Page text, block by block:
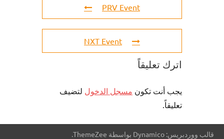
PRV Event
NXT Event
اترك تعليقاً
يجب أنت تكون مسجل الدخول لتضيف
تعليقاً.
قالب ووردبريس: Dynamico بواسطة ThemeZee.